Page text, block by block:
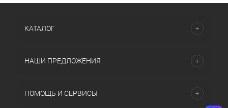
КАТАЛОГ
НАШИ ПРЕДЛОЖЕНИЯ
ПОМОЩЬ И СЕРВИСЫ